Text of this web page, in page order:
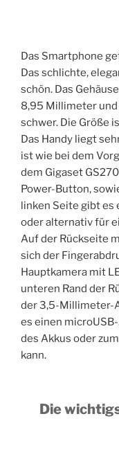
Das Smartphone
Das schlichte,
schön. Das
8,95 Millimeter und
schwer. Die Größe
Das Handy liegt
ist wie bei dem
dem Gigaset
Power-Button,
linken Seite gibt es
oder alternativ für
Auf der Rückseite
sich der
Hauptkamera mit
unteren Rand der
der 3,5-Millimeter-
es einen
des Akkus oder
kann.
Die